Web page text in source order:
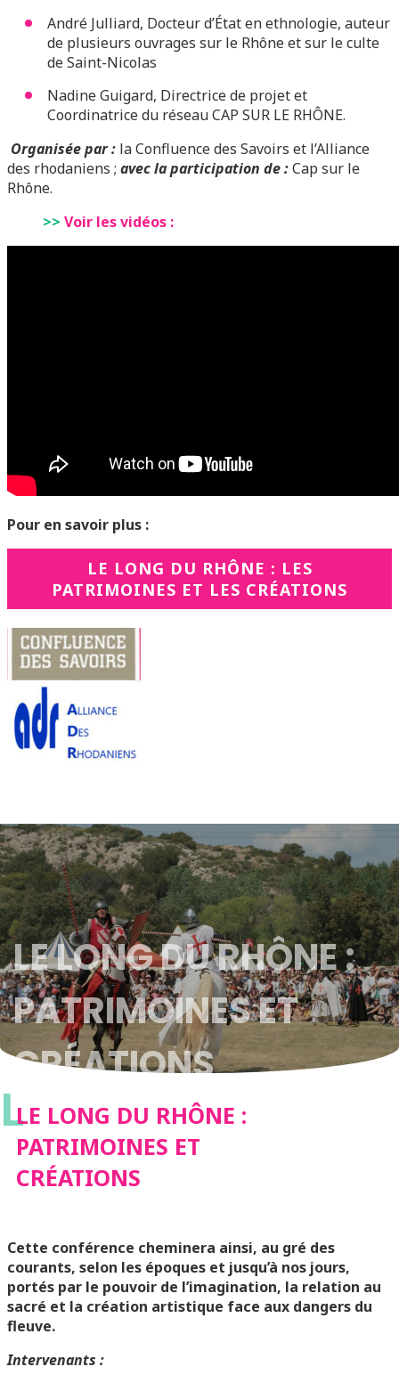
André Julliard, Docteur d’État en ethnologie, auteur
de plusieurs ouvrages sur le Rhône et sur le culte
de Saint-Nicolas
Nadine Guigard, Directrice de projet et
Coordinatrice du réseau CAP SUR LE RHÔNE.
Organisée par : la Confluence des Savoirs et l’Alliance
des rhodaniens ; avec la participation de :Cap sur le
Rhône.
>> Voir les vidéos :
Pour en savoir plus :
LE LONG DU RHÔNE : LES
PATRIMOINES ET LES CRÉATIONS
LE LONG DU RHÔNE :
PATRIMOINES ET
CRÉATIONS
LLE LONG DU RHÔNE :
PATRIMOINES ET
CRÉATIONS
Cette conférence cheminera ainsi, au gré des
courants, selon les époques et jusqu’à nos jours,
portés par le pouvoir de l’imagination, la relation au
sacré et la création artistique face aux dangers du
fleuve.
Intervenants :